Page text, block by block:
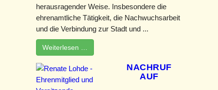
herausragender Weise. Insbesondere die
ehrenamtliche Tätigkeit, die Nachwuchsarbeit
und die Verbindung zur Stadt und ...
Weiterlesen …
NACHRUF
AUF